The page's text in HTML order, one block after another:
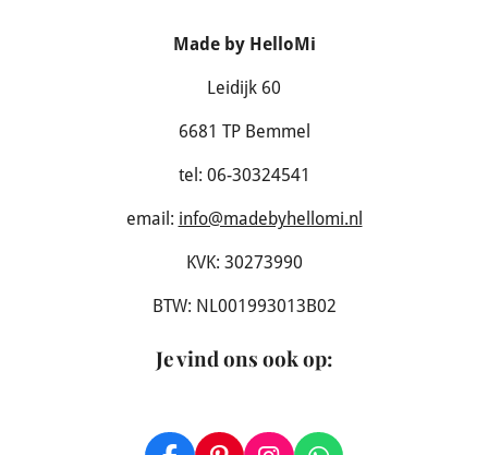
Made by HelloMi
Leidijk 60
6681 TP Bemmel
tel: 06-30324541
email: info@madebyhellomi.nl
KVK: 30273990
BTW: NL001993013B02
Je vind ons ook op: